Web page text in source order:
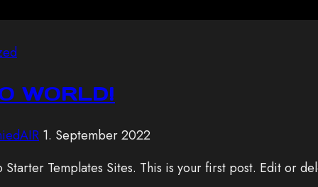
WORLD!
1. September 2022
Starter Templates Sites. This is your first post. Edit or